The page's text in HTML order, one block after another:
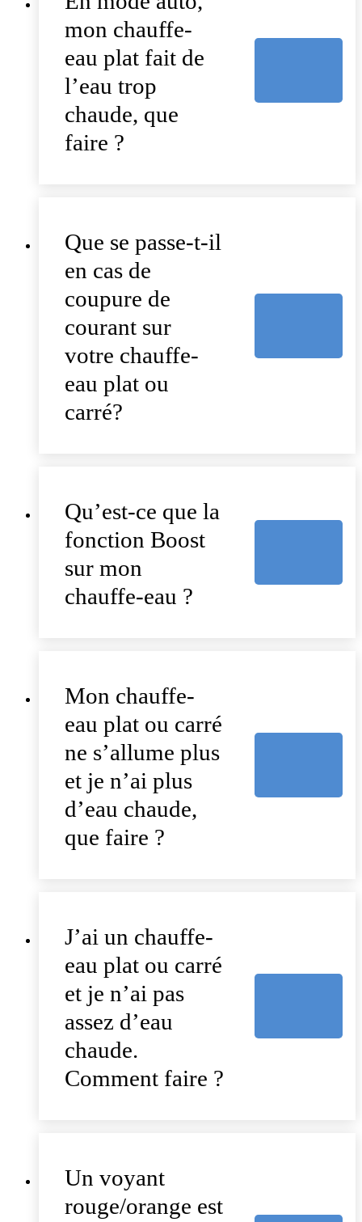
mon chauffe-
eau plat fait de
l’eau trop
chaude, que
faire ?
Que se passe-t-il
en cas de
coupure de
courant sur
votre chauffe-
eau plat ou
carré?
Qu’est-ce que la
fonction Boost
sur mon
chauffe-eau ?
Mon chauffe-
eau plat ou carré
ne s’allume plus
et je n’ai plus
d’eau chaude,
que faire ?
J’ai un chauffe-
eau plat ou carré
et je n’ai pas
assez d’eau
chaude.
Comment faire ?
Un voyant
rouge/orange est